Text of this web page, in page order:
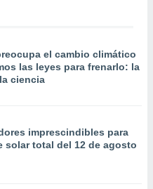
el cambio climático
las leyes para frenarlo: la
ciencia
imprescindibles para
solar total del 12 de agosto